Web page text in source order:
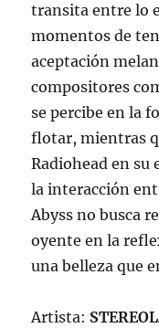
transita entre lo
momentos de
aceptación
compositores
se percibe en la
flotar, mientras
Radiohead en su
la interacción
Abyss no busca
oyente en la
una belleza que
Artista: